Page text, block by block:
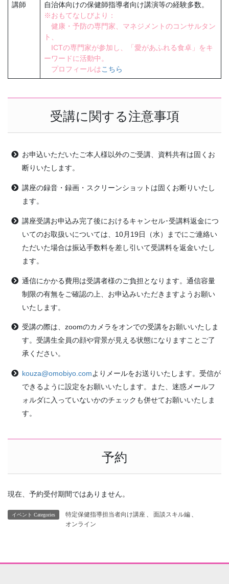
講師
自治体向けの保健師指導者向け講演等の経験多数。
※おもてなしびより：
健康・予防の専門家、マネジメントのコンサルタン
ト、
ICTの専門家が参加し、「愛があふれる食卓」をキ
ーワードに活動中。
プロフィールはこちら
受講に関する注意事項
お申込いただいたご本人様以外のご受講、資料共有は固くお
断りいたします。
講座の録音・録画・スクリーンショットは固くお断りいたし
ます。
講座受講お申込み完了後におけるキャンセル･受講料返金につ
いてのお取扱いについては、10月19日（水）までにご連絡い
ただいた場合は振込手数料を差し引いて受講料を返金いたし
ます。
通信にかかる費用は受講者様のご負担となります。通信容量
制限の有無をご確認の上、お申込みいただきますようお願い
いたします。
受講の際は、zoomのカメラをオンでの受講をお願いいたしま
す。受講生全員の顔や背景が見える状態になりますことご了
承ください。
kouza@omobiyo.comよりメールをお送りいたします。受信が
できるように設定をお願いいたします。また、迷惑メールフ
ォルダに入っていないかのチェックも併せてお願いいたしま
す。
予約
現在、予約受付期間ではありません。
イベント Categories 特定保健指導担当者向け講座 、 面談スキル編 、
オンライン